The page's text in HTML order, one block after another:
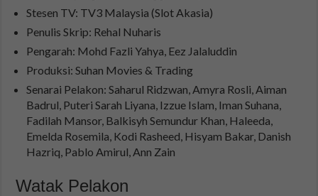
Stesen TV: TV3 Malaysia (Slot Akasia)
Penulis Skrip: Rehal Nuharis
Pengarah: Mohd Fazli Yahya, Eez Jalaluddin
Produksi: Suhan Movies & Trading
Senarai Pelakon: Saharul Ridzwan, Amyra Rosli, Aiman
Badrul, Puteri Sarah Liyana, Izzue Islam, Iman Suhana,
Fadilah Mansor, Balkisyh Semundur Khan, Haleeda,
Emelda Rosemila, Kodi Rasheed, Hisyam Bakar, Danish
Hazriq, Pablo Amirul, Ann Zain
Watak Pelakon